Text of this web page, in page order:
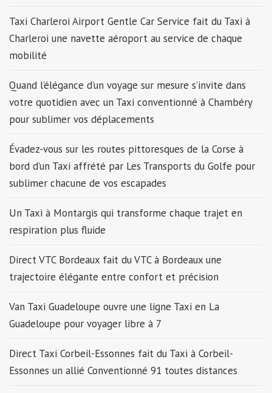
Taxi Charleroi Airport Gentle Car Service fait du Taxi à
Charleroi une navette aéroport au service de chaque
mobilité
Quand l’élégance d’un voyage sur mesure s’invite dans
votre quotidien avec un Taxi conventionné à Chambéry
pour sublimer vos déplacements
Évadez-vous sur les routes pittoresques de la Corse à
bord d’un Taxi affrété par Les Transports du Golfe pour
sublimer chacune de vos escapades
Un Taxi à Montargis qui transforme chaque trajet en
respiration plus fluide
Direct VTC Bordeaux fait du VTC à Bordeaux une
trajectoire élégante entre confort et précision
Van Taxi Guadeloupe ouvre une ligne Taxi en La
Guadeloupe pour voyager libre à 7
Direct Taxi Corbeil-Essonnes fait du Taxi à Corbeil-
Essonnes un allié Conventionné 91 toutes distances